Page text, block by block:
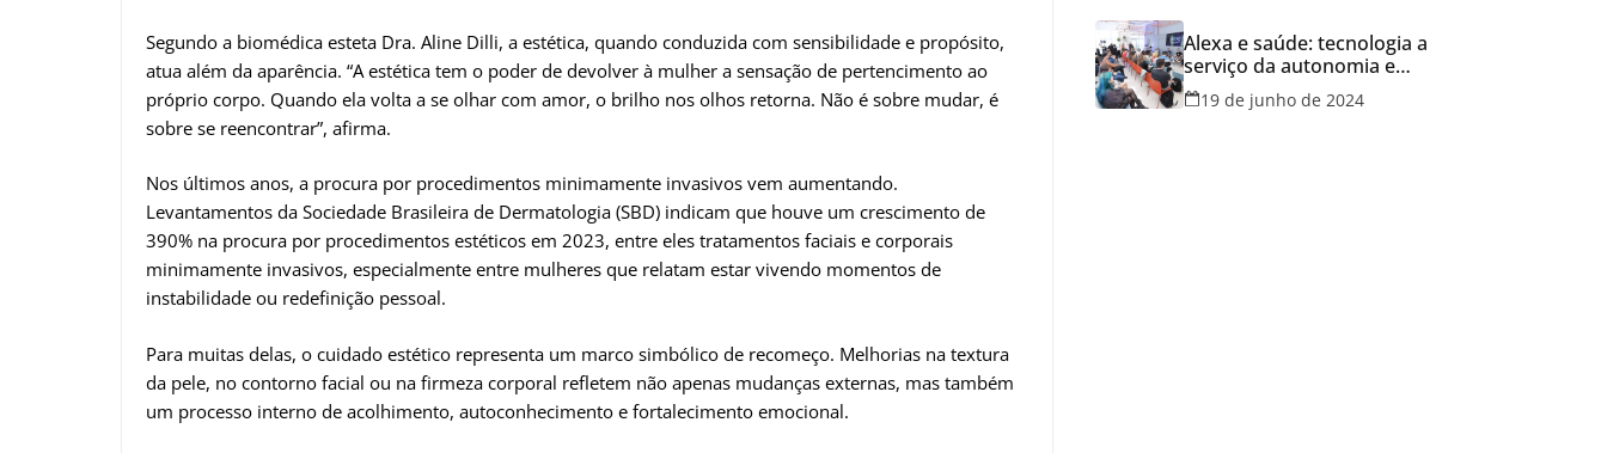
Segundo a biomédica esteta Dra. Aline Dilli, a estética, quando conduzida com sensibilidade e propósito,
atua além da aparência. “A estética tem o poder de devolver à mulher a sensação de pertencimento ao
próprio corpo. Quando ela volta a se olhar com amor, o brilho nos olhos retorna. Não é sobre mudar, é
sobre se reencontrar”, afirma.
Nos últimos anos, a procura por procedimentos minimamente invasivos vem aumentando.
Levantamentos da Sociedade Brasileira de Dermatologia (SBD) indicam que houve um crescimento de
390% na procura por procedimentos estéticos em 2023, entre eles tratamentos faciais e corporais
minimamente invasivos, especialmente entre mulheres que relatam estar vivendo momentos de
instabilidade ou redefinição pessoal.
Para muitas delas, o cuidado estético representa um marco simbólico de recomeço. Melhorias na textura
da pele, no contorno facial ou na firmeza corporal refletem não apenas mudanças externas, mas também
um processo interno de acolhimento, autoconhecimento e fortalecimento emocional.
Alexa e saúde: tecnologia a
serviço da autonomia e
qualidade de vida
19 de junho de 2024